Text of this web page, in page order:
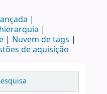
Nuvem de tags
de aquisição